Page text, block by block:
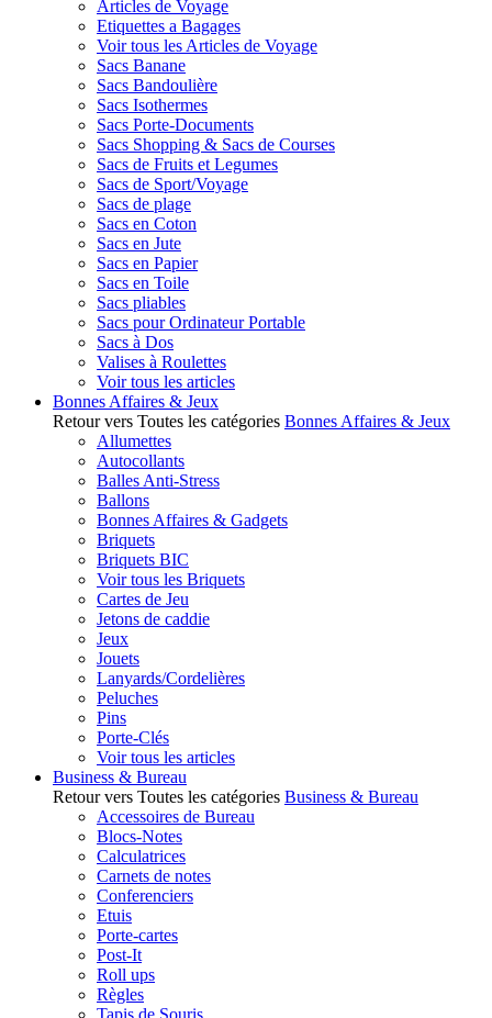
Articles de Voyage
Etiquettes a Bagages
Voir tous les Articles de Voyage
Sacs Banane
Sacs Bandoulière
Sacs Isothermes
Sacs Porte-Documents
Sacs Shopping & Sacs de Courses
Sacs de Fruits et Legumes
Sacs de Sport/Voyage
Sacs de plage
Sacs en Coton
Sacs en Jute
Sacs en Papier
Sacs en Toile
Sacs pliables
Sacs pour Ordinateur Portable
Sacs à Dos
Valises à Roulettes
Voir tous les articles
Bonnes Affaires & Jeux
Retour vers Toutes les catégories Bonnes Affaires & Jeux
Allumettes
Autocollants
Balles Anti-Stress
Ballons
Bonnes Affaires & Gadgets
Briquets
Briquets BIC
Voir tous les Briquets
Cartes de Jeu
Jetons de caddie
Jeux
Jouets
Lanyards/Cordelières
Peluches
Pins
Porte-Clés
Voir tous les articles
Business & Bureau
Retour vers Toutes les catégories Business & Bureau
Accessoires de Bureau
Blocs-Notes
Calculatrices
Carnets de notes
Conferenciers
Etuis
Porte-cartes
Post-It
Roll ups
Règles
Tapis de Souris